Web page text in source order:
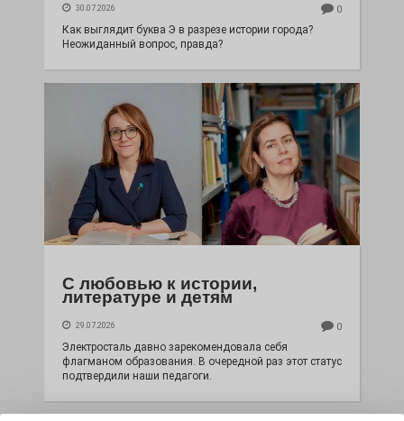
30.07.2026 0
Как выглядит буква Э в разрезе истории города?
Неожиданный вопрос, правда?
С любовью к истории,
литературе и детям
29.07.2026 0
Электросталь давно зарекомендовала себя
флагманом образования. В очередной раз этот статус
подтвердили наши педагоги.